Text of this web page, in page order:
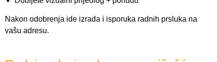
Nakon odobrenja ide izrada i isporuka radnih prsluka na
vašu adresu.